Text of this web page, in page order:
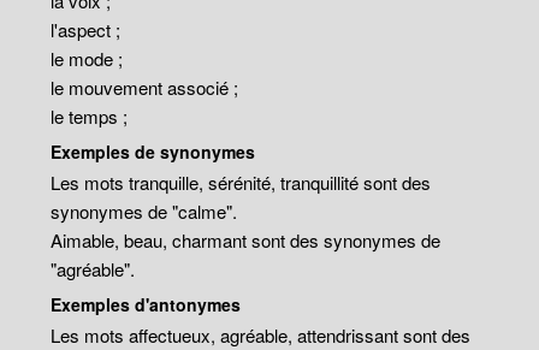
l'aspect ;
le mode ;
le mouvement associé ;
le temps ;
Exemples de synonymes
Les mots tranquille, sérénité, tranquillité sont des
synonymes de "calme".
Aimable, beau, charmant sont des synonymes de
"agréable".
Exemples d'antonymes
Les mots affectueux, agréable, attendrissant sont des